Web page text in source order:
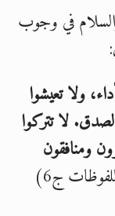
في وجوب
ولا تعيشوا
لا تتركوا
ومنافقون
ج6)